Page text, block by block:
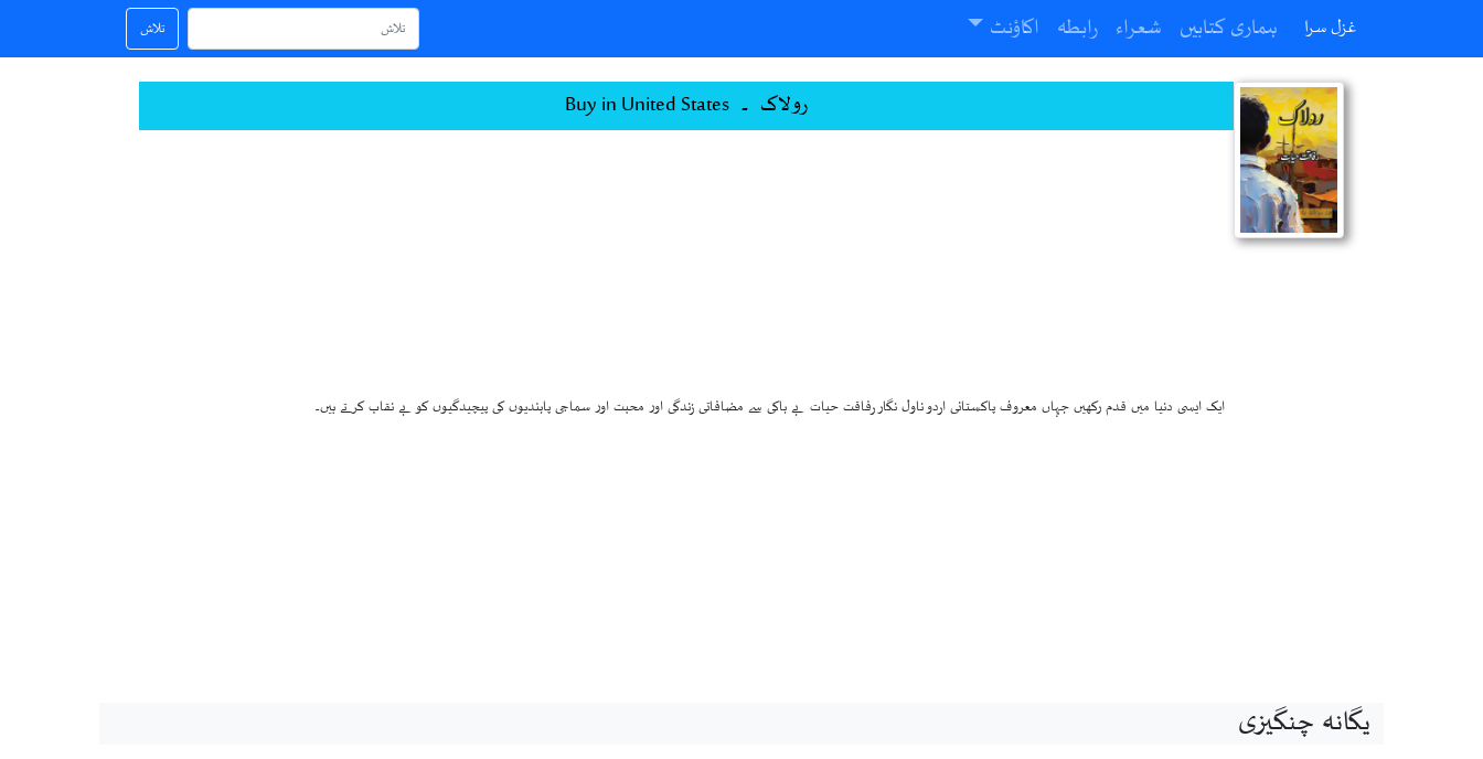
غزل سرا ہماری کتابیں شعراء رابطہ اکاؤنٹ تلاش
رولاک ۔ Buy in United States
ایک ایسی دنیا میں قدم رکھیں جہاں معروف پاکستانی اردو ناول نگار رفاقت حیات بے باکی سے مضافاتی زندگی اور محبت اور سماجی پابندیوں کی پیچیدگیوں کو بے نقاب کرتے ہیں۔
یگانہ چنگیزی